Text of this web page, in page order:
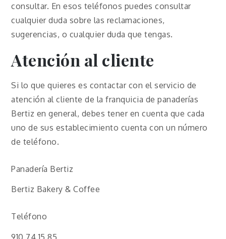
consultar. En esos teléfonos puedes consultar
cualquier duda sobre las reclamaciones,
sugerencias, o cualquier duda que tengas.
Atención al cliente
Si lo que quieres es contactar con el servicio de
atención al cliente de la franquicia de panaderías
Bertiz en general, debes tener en cuenta que cada
uno de sus establecimiento cuenta con un número
de teléfono.
Panadería Bertiz
Bertiz Bakery & Coffee
Teléfono
910 74 15 85